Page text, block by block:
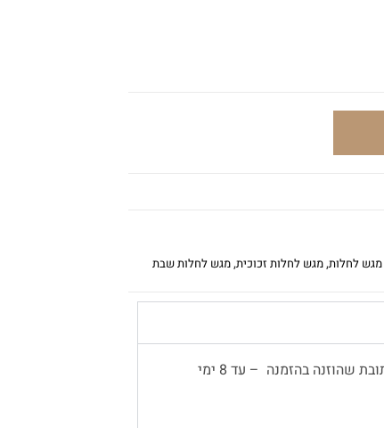
מגש לחלות,מגש לחלות זכוכית,מגש לחלות שבת
משלוח עד הבית יתבצע באמצעות שליח, לכתובת שהוזנה בהזמנה – עד 8 ימי